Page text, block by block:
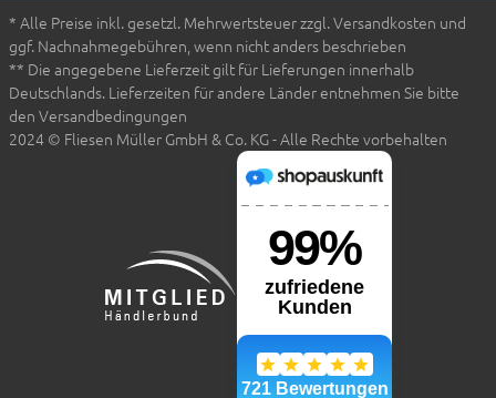
* Alle Preise inkl. gesetzl. Mehrwertsteuer zzgl. Versandkosten und
ggf. Nachnahmegebühren, wenn nicht anders beschrieben
** Die angegebene Lieferzeit gilt für Lieferungen innerhalb
Deutschlands. Lieferzeiten für andere Länder entnehmen Sie bitte
den Versandbedingungen
2024 © Fliesen Müller GmbH & Co. KG - Alle Rechte vorbehalten